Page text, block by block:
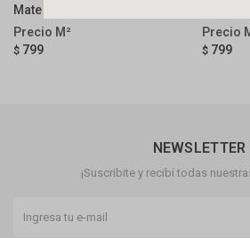
Mate Y Rectificado
$ 799 $ 799
NEWSLETTER
¡Suscribite y recibí todas